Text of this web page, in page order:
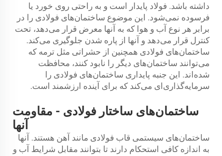
داشته باشد. فولاد پایدار است و به راحتی روی خورد یا
فرسوده نمی‌شود. این موضوع ساختمان‌های فولادی را در
برابر هر نوع آب و هوا که به آنها معرض قرار می‌دهد، تحت
کنترل قرار می‌دهد و آنها از پاره شدن جلوگیری می‌کند.
ساختمان‌های فولادی همچنین از حشراتی مثل ترمه که
می‌توانند ساختمان‌های دیگر را نابود کنند، محافظت
شده‌اند. این جنبه پایداری ساختمان‌های فولادی را
سرمایه‌گذاری‌ای می‌کند که برای آینده ارزشمند است.
ساختمان‌های ساختار فولادی - مقاومت
آنها
ساختمان‌های سیستمی قاب فولادی مانند آهن هستند. آنها
به اندازه کافی استحکام دارند تا بتوانند مقابل شرایط آب و